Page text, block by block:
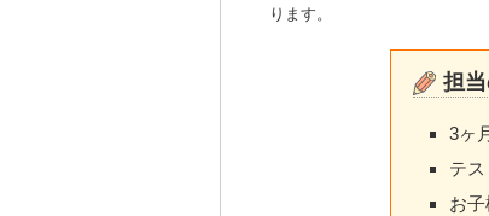
ります。
担
3ヶ
テ
お